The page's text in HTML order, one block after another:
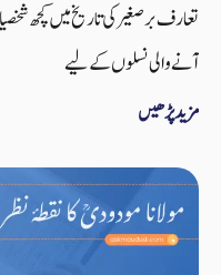
تعارف برصغیر کی تاریخ میں کچھ
آنے والی نسلوں کے لیے
مزید پڑھیں